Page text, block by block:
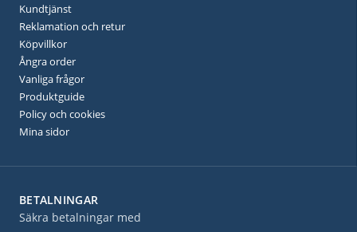
BETALNINGAR
Säkra betalningar med
Kundtjänst
Reklamation och retur
Köpvillkor
Ångra order
Vanliga frågor
Produktguide
Policy och cookies
Mina sidor